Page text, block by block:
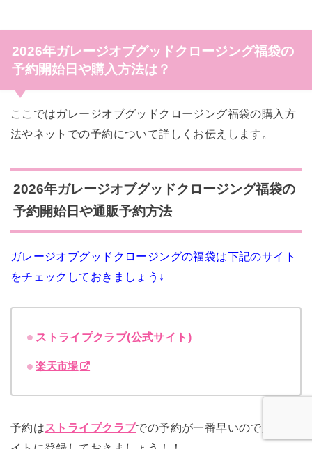
2026年ガレージオブグッドクロージング福袋の
予約開始日や購入方法は？
ここではガレージオブグッドクロージング福袋の購入方
法やネットでの予約について詳しくお伝えします。
2026年ガレージオブグッドクロージング福袋の
予約開始日や通販予約方法
ガレージオブグッドクロージングの福袋は下記のサイト
をチェックしておきましょう↓
ストライプクラブ(公式サイト)
楽天市場
予約はストライプクラブでの予約が一番早いので必ずサ